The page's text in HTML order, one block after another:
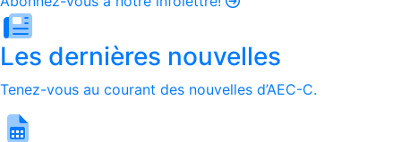
Les dernières nouvelles
Tenez-vous au courant des nouvelles d’AEC-C.